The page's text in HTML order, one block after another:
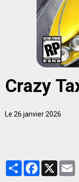
Crazy
Le 26 janvier 2026
PartagerFacebook
X